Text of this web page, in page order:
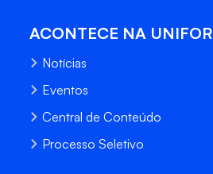
ACONTECE NA UNIFOR
Notícias
Eventos
Central de Conteúdo
Processo Seletivo